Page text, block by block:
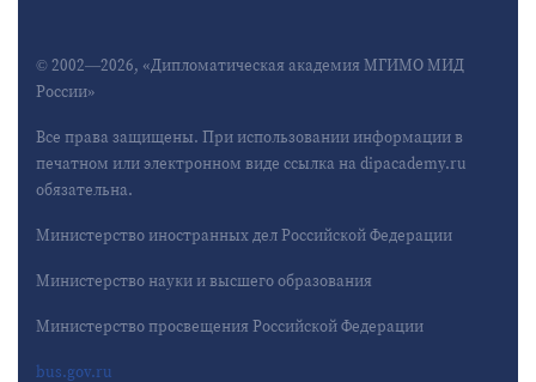
© 2002—2026, «Дипломатическая академия МГИМО МИД
России»
Все права защищены. При использовании информации в
печатном или электронном виде ссылка на dipacademy.ru
обязательна.
Министерство иностранных дел Российской Федерации
Министерство науки и высшего образования
Министерство просвещения Российской Федерации
bus.gov.ru